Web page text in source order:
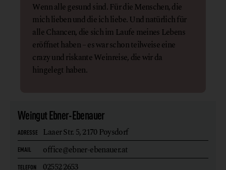
Wenn alle gesund sind. Für die Menschen, die
mich lieben und die ich liebe. Und natürlich für
alle Chancen, die sich im Laufe meines Lebens
eröffnet haben – es war schon teilweise eine
crazy und riskante Weinreise, die wir da
hingelegt haben.
Weingut Ebner-Ebenauer
ADRESSE Laaer Str. 5,2170 Poysdorf
EMAIL office@ebner-ebenauer.at
TELEFON 02552 2653